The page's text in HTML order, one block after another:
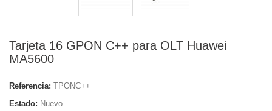
Tarjeta 16 GPON C++ para OLT Huawei
MA5600
Referencia: TPONC++
Estado: Nuevo